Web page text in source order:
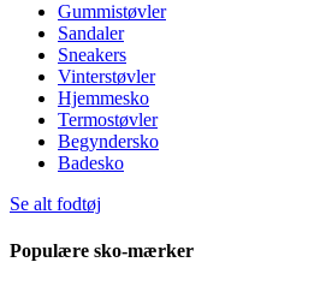
Gummistøvler
Sandaler
Sneakers
Vinterstøvler
Hjemmesko
Termostøvler
Begyndersko
Badesko
Se alt fodtøj
Populære sko-mærker